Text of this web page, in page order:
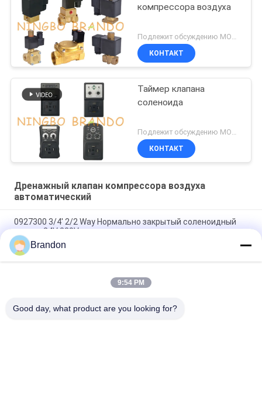
компрессора воздуха
Подлежит обсуждению MOQ:1 ПК
КОНТАКТ
Таймер клапана
соленоида
КОНТАКТ
Дренажный клапан компрессора воздуха
автоматический
0927300 3/4' 2/2 Way Нормально закрытый соленоидный
клапан 24V 220V
0927200 1/2" воздушный компрессор латунный
соленоидный клапан 24V 110V 220V
0927300 3/4" латунный путь клапана соленоида 2/2
Brandon
9:54 PM
Good day, what product are you looking for?